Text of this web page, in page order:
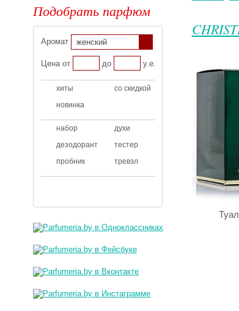
Подобрать парфюм
Аромат женский
Цена от до у.е.
хиты
со скидкой
новинка
набор
духи
дезодорант
тестер
пробник
тревэл